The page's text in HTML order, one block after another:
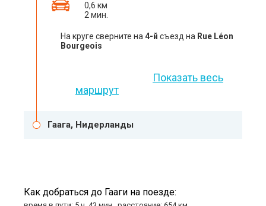
0,6 км
2 мин.
На круге сверните на 4-й съезд на Rue Léon
Bourgeois
Показать весь
маршрут
Гаага, Нидерланды
Как добраться до Гааги на поезде: